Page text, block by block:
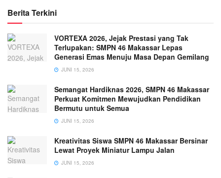
Berita Terkini
VORTEXA 2026, Jejak Prestasi yang Tak
Terlupakan: SMPN 46 Makassar Lepas
Generasi Emas Menuju Masa Depan Gemilang
JUNI 15, 2026
Semangat Hardiknas 2026, SMPN 46 Makassar
Perkuat Komitmen Mewujudkan Pendidikan
Bermutu untuk Semua
JUNI 15, 2026
Kreativitas Siswa SMPN 46 Makassar Bersinar
Lewat Proyek Miniatur Lampu Jalan
JUNI 15, 2026